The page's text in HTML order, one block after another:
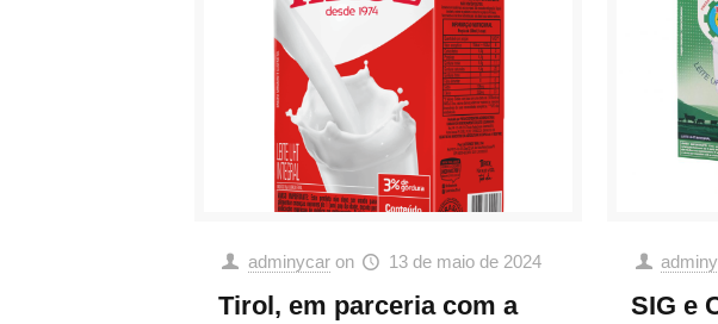
adminycar on 13 de maio de 2024
Tirol, em parceria com a
SIG e